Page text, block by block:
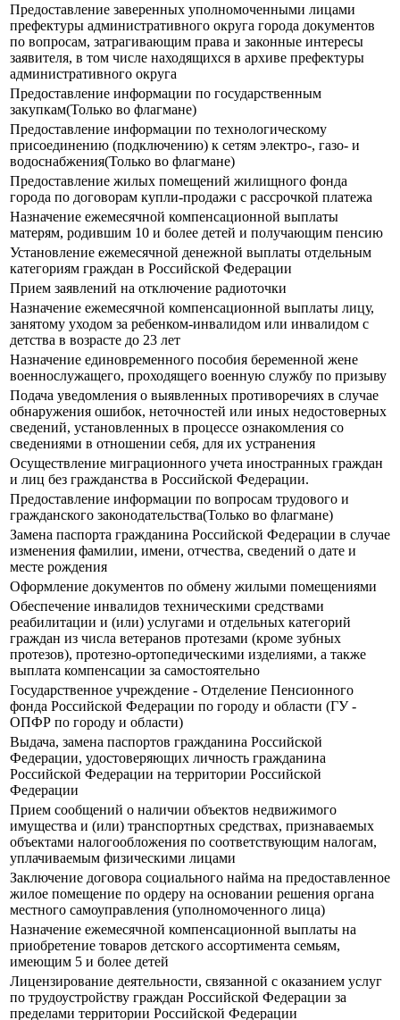
Предоставление заверенных уполномоченными лицами
префектуры административного округа города документов
по вопросам, затрагивающим права и законные интересы
заявителя, в том числе находящихся в архиве префектуры
административного округа
Предоставление информации по государственным
закупкам(Только во флагмане)
Предоставление информации по технологическому
присоединению (подключению) к сетям электро-, газо- и
водоснабжения(Только во флагмане)
Предоставление жилых помещений жилищного фонда
города по договорам купли-продажи с рассрочкой платежа
Назначение ежемесячной компенсационной выплаты
матерям, родившим 10 и более детей и получающим пенсию
Установление ежемесячной денежной выплаты отдельным
категориям граждан в Российской Федерации
Прием заявлений на отключение радиоточки
Назначение ежемесячной компенсационной выплаты лицу,
занятому уходом за ребенком-инвалидом или инвалидом с
детства в возрасте до 23 лет
Назначение единовременного пособия беременной жене
военнослужащего, проходящего военную службу по призыву
Подача уведомления о выявленных противоречиях в случае
обнаружения ошибок, неточностей или иных недостоверных
сведений, установленных в процессе ознакомления со
сведениями в отношении себя, для их устранения
Осуществление миграционного учета иностранных граждан
и лиц без гражданства в Российской Федерации.
Предоставление информации по вопросам трудового и
гражданского законодательства(Только во флагмане)
Замена паспорта гражданина Российской Федерации в случае
изменения фамилии, имени, отчества, сведений о дате и
месте рождения
Оформление документов по обмену жилыми помещениями
Обеспечение инвалидов техническими средствами
реабилитации и (или) услугами и отдельных категорий
граждан из числа ветеранов протезами (кроме зубных
протезов), протезно-ортопедическими изделиями, а также
выплата компенсации за самостоятельно
Государственное учреждение - Отделение Пенсионного
фонда Российской Федерации по городу и области (ГУ -
ОПФР по городу и области)
Выдача, замена паспортов гражданина Российской
Федерации, удостоверяющих личность гражданина
Российской Федерации на территории Российской
Федерации
Прием сообщений о наличии объектов недвижимого
имущества и (или) транспортных средствах, признаваемых
объектами налогообложения по соответствующим налогам,
уплачиваемым физическими лицами
Заключение договора социального найма на предоставленное
жилое помещение по ордеру на основании решения органа
местного самоуправления (уполномоченного лица)
Назначение ежемесячной компенсационной выплаты на
приобретение товаров детского ассортимента семьям,
имеющим 5 и более детей
Лицензирование деятельности, связанной с оказанием услуг
по трудоустройству граждан Российской Федерации за
пределами территории Российской Федерации